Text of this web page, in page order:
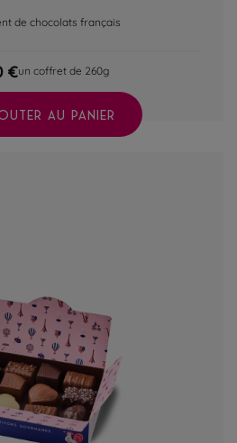
de chocolats français
€un coffret de 260g
AU PANIER